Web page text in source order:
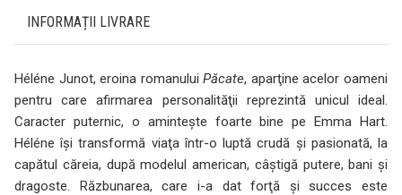
INFORMAȚII LIVRARE
Héléne Junot, eroina romanuluiPăcate, aparţine acelor oameni
pentru care afirmarea personalităţii reprezintă unicul ideal.
Caracter puternic, o aminteşte foarte bine pe Emma Hart.
Héléne îşi transformă viaţa într-o luptă crudă şi pasionată, la
capătul căreia, după modelul american, câştigă putere, bani şi
dragoste. Răzbunarea, care i-a dat forţă şi succes este